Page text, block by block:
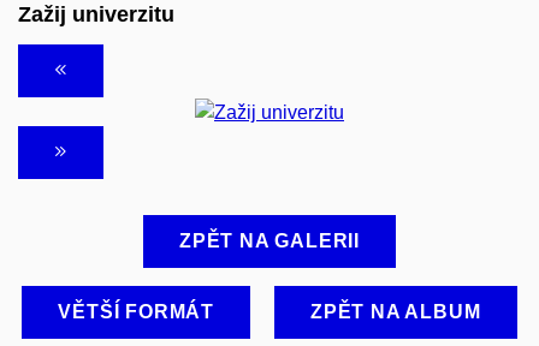
Zažij univerzitu
ZPĚT NA GALERII
VĚTŠÍ FORMÁT ZPĚT NA ALBUM